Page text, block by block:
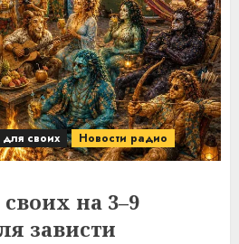
своих Новости радио
на 3–9
зависти